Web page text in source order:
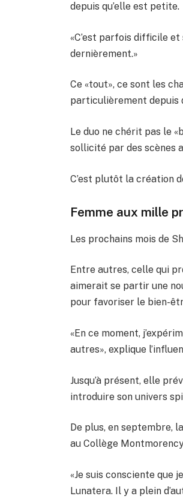
depuis qu’elle est petite.
«C’est parfois difficile
dernièrement.»
Ce «tout», ce sont les
particulièrement depuis
Le duo ne chérit pas le
sollicité par des scènes
C’est plutôt la création
Femme aux mille
Les prochains mois de
Entre autres, celle qui
aimerait se partir une
pour favoriser le bien-
«En ce moment,
autres», explique
Jusqu’à présent, elle
introduire son univers
De plus, en septembre,
au Collège
«Je suis consciente que
Lunatera. Il y a plein